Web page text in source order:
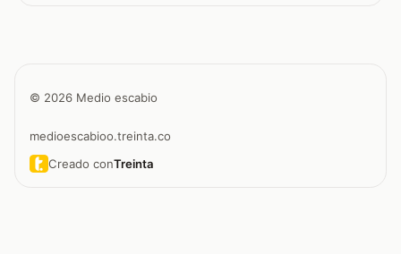
© 2026 Medio escabio
medioescabioo.treinta.co
Creado conTreinta